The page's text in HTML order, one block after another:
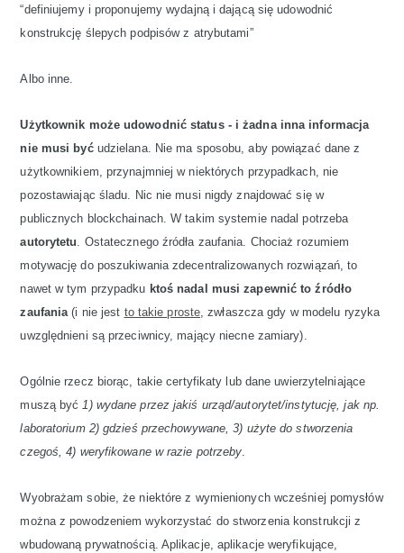
“definiujemy i proponujemy wydajną i dającą się udowodnić
konstrukcję ślepych podpisów z atrybutami”
Albo inne.
Użytkownik może udowodnić status - i żadna inna informacja
nie musi być udzielana. Nie ma sposobu, aby powiązać dane z
użytkownikiem, przynajmniej w niektórych przypadkach, nie
pozostawiając śladu. Nic nie musi nigdy znajdować się w
publicznych blockchainach. W takim systemie nadal potrzeba
autorytetu. Ostatecznego źródła zaufania. Chociaż rozumiem
motywację do poszukiwania zdecentralizowanych rozwiązań, to
nawet w tym przypadku ktoś nadal musi zapewnić to źródło
zaufania(i nie jest to takie proste, zwłaszcza gdy w modelu ryzyka
uwzględnieni są przeciwnicy, mający niecne zamiary).
Ogólnie rzecz biorąc, takie certyfikaty lub dane uwierzytelniające
muszą być1) wydane przez jakiś urząd/autorytet/instytucję, jak np.
laboratorium 2) gdzieś przechowywane, 3) użyte do stworzenia
czegoś, 4) weryfikowane w razie potrzeby.
Wyobrażam sobie, że niektóre z wymienionych wcześniej pomysłów
można z powodzeniem wykorzystać do stworzenia konstrukcji z
wbudowaną prywatnością. Aplikacje, aplikacje weryfikujące,